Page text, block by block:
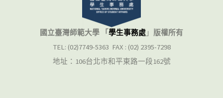
國立臺灣師範大學 「學生事務處 」 版權所有
TEL: (02)7749-5363 FAX : (02) 2395-7298
地址：106台北市和平東路一段162號